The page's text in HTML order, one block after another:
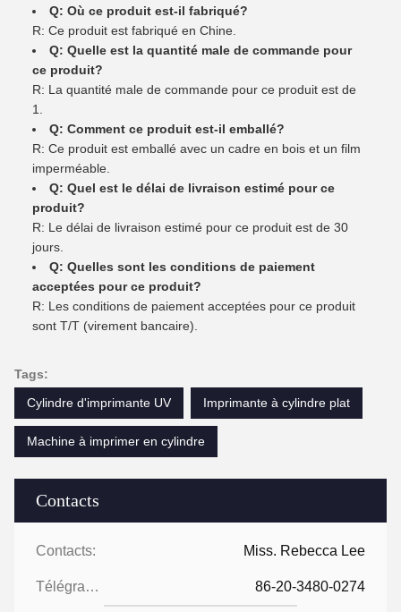
Contacts
Contacts: Miss. Rebecca Lee
Télégramme: 86-20-3480-0274
Q: Où ce produit est-il fabriqué?
R: Ce produit est fabriqué en Chine.
Q: Quelle est la quantité male de commande pour
ce produit?
R: La quantité male de commande pour ce produit est de
1.
Q: Comment ce produit est-il emballé?
R: Ce produit est emballé avec un cadre en bois et un film
imperméable.
Q: Quel est le délai de livraison estimé pour ce
produit?
R: Le délai de livraison estimé pour ce produit est de 30
jours.
Q: Quelles sont les conditions de paiement
acceptées pour ce produit?
R: Les conditions de paiement acceptées pour ce produit
sont T/T (virement bancaire).
Tags:
Cylindre d'imprimante UV
Imprimante à cylindre plat
Machine à imprimer en cylindre